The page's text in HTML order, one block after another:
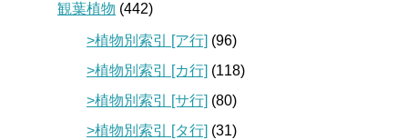
観葉植物 (442)
>植物別索引 [ア行] (96)
>植物別索引 [カ行] (118)
>植物別索引 [サ行] (80)
>植物別索引 [タ行] (31)